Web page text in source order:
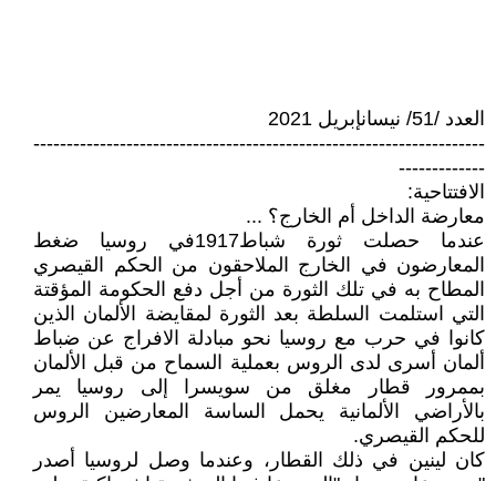
العدد /51/ نيسانإبريل 2021
--------------------------------------------------------------------
-------------
الافتتاحية:
معارضة الداخل أم الخارج؟ ...
عندما حصلت ثورة شباط1917في روسيا ضغط
المعارضون في الخارج الملاحقون من الحكم القيصري
المطاح به في تلك الثورة من أجل دفع الحكومة المؤقتة
التي استلمت السلطة بعد الثورة لمقايضة الألمان الذين
كانوا في حرب مع روسيا نحو مبادلة الافراج عن ضباط
ألمان أسرى لدى الروس بعملية السماح من قبل الألمان
بممرور قطار مغلق من سويسرا إلى روسيا يمر
بالأراضي الألمانية يحمل الساسة المعارضين الروس
للحكم القيصري.
كان لينين في ذلك القطار، وعندما وصل لروسيا أصدر